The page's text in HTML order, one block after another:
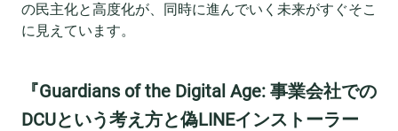
の民主化と高度化が、同時に進んでいく未来がすぐそこ
に見えています。
『Guardians of the Digital Age: 事業会社での
DCUという考え方と偽LINEインストーラー